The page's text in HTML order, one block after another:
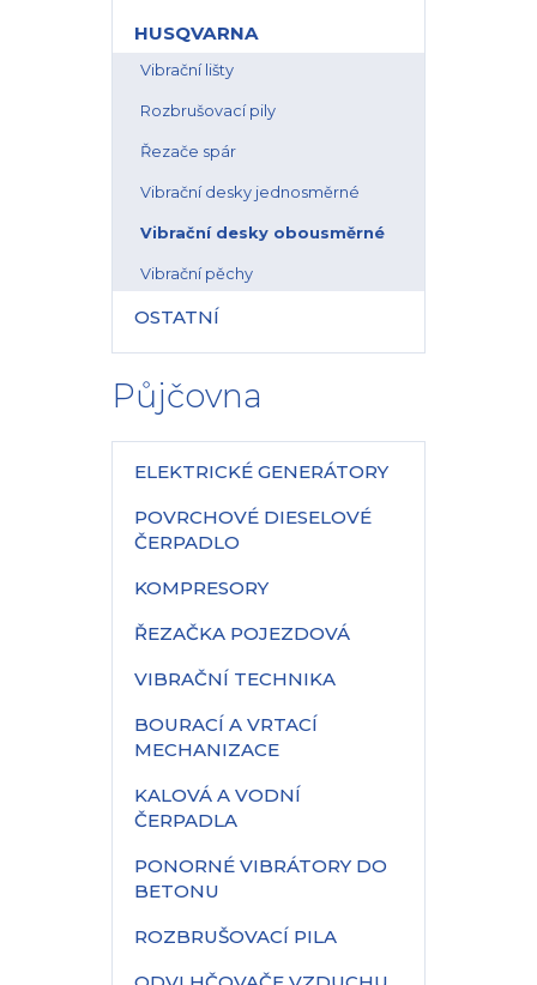
HUSQVARNA
Vibrační lišty
Rozbrušovací pily
Řezače spár
Vibrační desky jednosměrné
Vibrační desky obousměrné
Vibrační pěchy
OSTATNÍ
Půjčovna
ELEKTRICKÉ GENERÁTORY
POVRCHOVÉ DIESELOVÉ
ČERPADLO
KOMPRESORY
ŘEZAČKA POJEZDOVÁ
VIBRAČNÍ TECHNIKA
BOURACÍ A VRTACÍ
MECHANIZACE
KALOVÁ A VODNÍ
ČERPADLA
PONORNÉ VIBRÁTORY DO
BETONU
ROZBRUŠOVACÍ PILA